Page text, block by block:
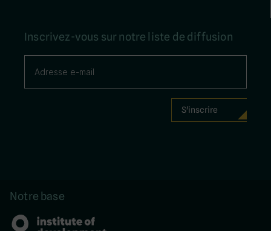
Inscrivez-vous sur notre liste de diffusion
Notre base